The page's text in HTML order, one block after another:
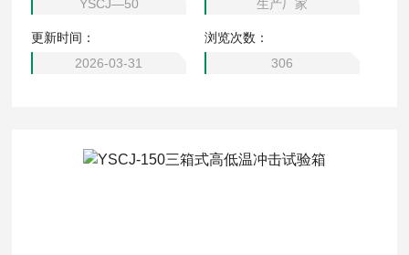
YSCJ—50
生产厂家
更新时间：
2026-03-31
浏览次数：
306